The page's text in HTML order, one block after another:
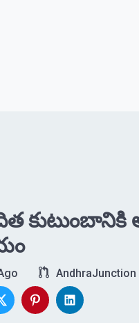
కుటుంబానికి
AndhraJunction